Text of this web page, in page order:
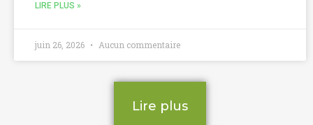
LIRE PLUS »
juin 26, 2026 Aucun commentaire
Lire plus